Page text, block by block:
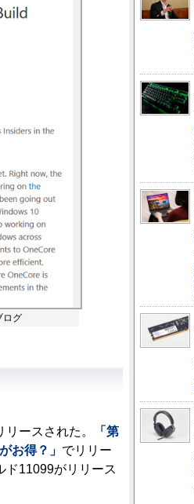
ログ
ースされた。
「第
お得？」 でリリー
ド11099がリリース